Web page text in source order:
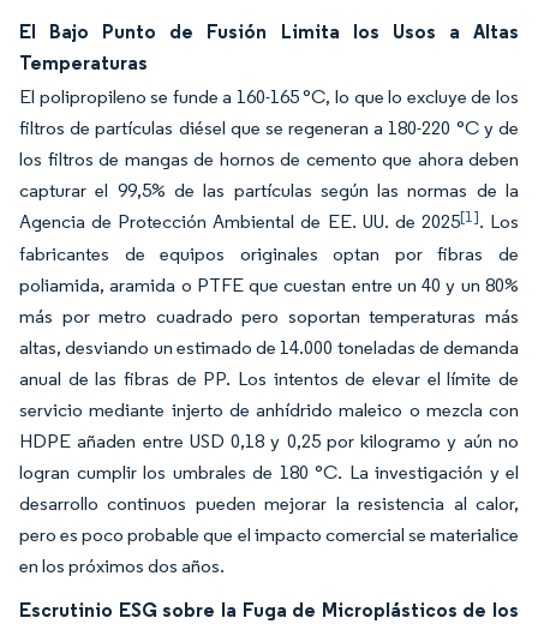
El Bajo Punto de Fusión Limita los Usos a Altas
Temperaturas
El polipropileno se funde a 160-165 °C, lo que lo excluye de los
filtros de partículas diésel que se regeneran a 180-220 °C y de
los filtros de mangas de hornos de cemento que ahora deben
capturar el 99,5% de las partículas según las normas de la
Agencia de Protección Ambiental de EE. UU. de 2025[1]. Los
fabricantes de equipos originales optan por fibras de
poliamida, aramida o PTFE que cuestan entre un 40 y un 80%
más por metro cuadrado pero soportan temperaturas más
altas, desviando un estimado de 14.000 toneladas de demanda
anual de las fibras de PP. Los intentos de elevar el límite de
servicio mediante injerto de anhídrido maleico o mezcla con
HDPE añaden entre USD 0,18 y 0,25 por kilogramo y aún no
logran cumplir los umbrales de 180 °C. La investigación y el
desarrollo continuos pueden mejorar la resistencia al calor,
pero es poco probable que el impacto comercial se materialice
en los próximos dos años.
Escrutinio ESG sobre la Fuga de Microplásticos de los